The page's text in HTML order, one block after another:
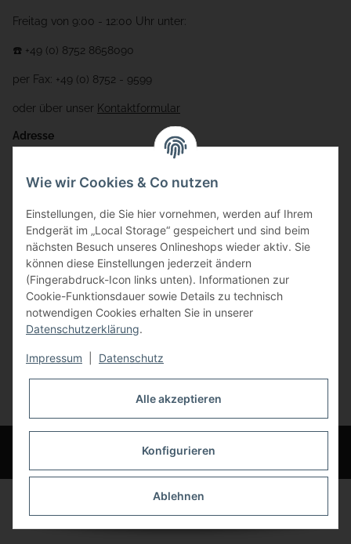
Freitag von 9:00 - 12:00 Uhr unter:
☎️ +49 (0) 8752 8658090
per Fax: +49 (0) 8752 - 9599
oder über unser Kontaktformular
Adresse
Gewerbering 17
84072 Au i.d. Hallertau
info@bauer-tore.de
Vertrag widerrufen
* Alle Preise inkl. gesetzlicher USt., zzgl.Versand
© Bauer-Systemtechnik GmbH - Technische Änderungen und Irrtümer
vorbehalten
Wie wir Cookies & Co nutzen
Einstellungen, die Sie hier vornehmen, werden auf Ihrem
Endgerät im „Local Storage“ gespeichert und sind beim
nächsten Besuch unseres Onlineshops wieder aktiv. Sie
können diese Einstellungen jederzeit ändern
(Fingerabdruck-Icon links unten). Informationen zur
Cookie-Funktionsdauer sowie Details zu technisch
notwendigen Cookies erhalten Sie in unserer
Datenschutzerklärung.
Impressum Datenschutz
Alle akzeptieren
Konfigurieren
Ablehnen